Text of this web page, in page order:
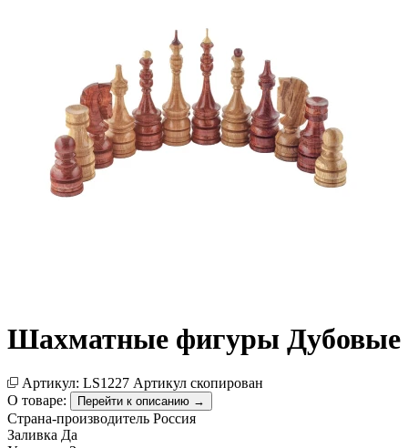
Шахматные фигуры Дубовые
Артикул: LS1227 Артикул скопирован
О товаре:
Перейти к описанию →
Страна-производитель Россия
Заливка Да